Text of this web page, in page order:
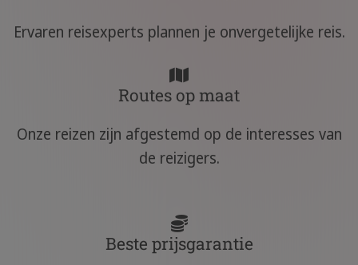
Ervaren reisexperts plannen je onvergetelijke reis.
Routes op maat
Onze reizen zijn afgestemd op de interesses van
de reizigers.
Beste prijsgarantie